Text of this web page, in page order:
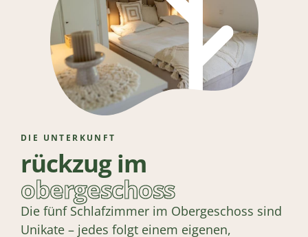
DIE UNTERKUNFT
rückzug im
obergeschoss
Die fünf Schlafzimmer im Obergeschoss sind
Unikate – jedes folgt einem eigenen,